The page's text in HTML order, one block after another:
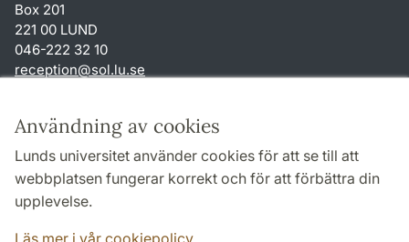
Användning av cookies
Lunds universitet använder cookies för att se till att
webbplatsen fungerar korrekt och för att förbättra din
upplevelse.
Läs mer i vår cookiepolicy
Box 201
221 00 LUND
046-222 32 10
reception@sol.lu.se
Genvägar
Om webbplatsen och cookies
Behandling av personuppgifter
Tillgänglighetsredogörelse